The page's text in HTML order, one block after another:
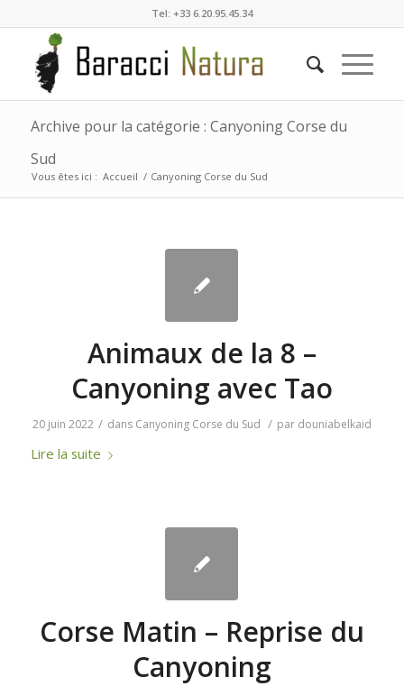
Tel: +33 6.20.95.45.34
Archive pour la catégorie : Canyoning Corse du
Sud
Vous êtes ici : Accueil / Canyoning Corse du Sud
Animaux de la 8 –
Canyoning avec Tao
20 juin 2022 / dans Canyoning Corse du Sud / par douniabelkaid
Lire la suite
Corse Matin – Reprise du
Canyoning